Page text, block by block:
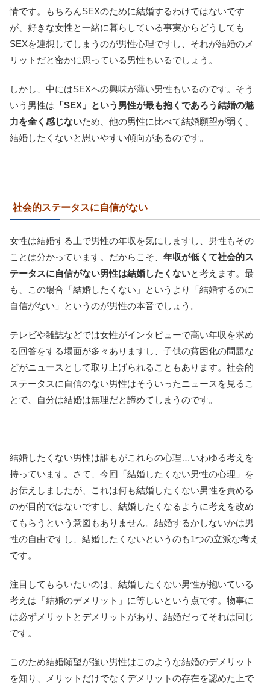
情です。もちろんSEXのために結婚するわけではないです
が、好きな女性と一緒に暮らしている事実からどうしても
SEXを連想してしまうのが男性心理ですし、それが結婚のメ
リットだと密かに思っている男性もいるでしょう。
しかし、中にはSEXへの興味が薄い男性もいるのです。そう
いう男性は 「SEX」という男性が最も抱くであろう結婚の魅
力を全く感じないため、他の男性に比べて結婚願望が弱く、
結婚したくないと思いやすい傾向があるのです。
社会的ステータスに自信がない
女性は結婚する上で男性の年収を気にしますし、男性もその
ことは分かっています。だからこそ、 年収が低くて社会的ス
テータスに自信がない男性は結婚したくないと考えます。最
も、この場合「結婚したくない」というより「結婚するのに
自信がない」というのが男性の本音でしょう。
テレビや雑誌などでは女性がインタビューで高い年収を求め
る回答をする場面が多々ありますし、子供の貧困化の問題な
どがニュースとして取り上げられることもあります。社会的
ステータスに自信のない男性はそういったニュースを見るこ
とで、自分は結婚は無理だと諦めてしまうのです。
結婚したくない男性は誰もがこれらの心理…いわゆる考えを
持っています。さて、今回「結婚したくない男性の心理」を
お伝えしましたが、これは何も結婚したくない男性を責める
のが目的ではないですし、結婚したくなるように考えを改め
てもらうという意図もありません。結婚するかしないかは男
性の自由ですし、結婚したくないというのも1つの立派な考え
です。
注目してもらいたいのは、結婚したくない男性が抱いている
考えは「結婚のデメリット」に等しいという点です。物事に
は必ずメリットとデメリットがあり、結婚だってそれは同じ
です。
このため結婚願望が強い男性はこのような結婚のデメリット
を知り、メリットだけでなくデメリットの存在を認めた上で